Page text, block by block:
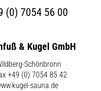
(0) 7054 56 00
& Kugel GmbH
Schönbronn
+49 (0) 7054 85 42
sauna.de